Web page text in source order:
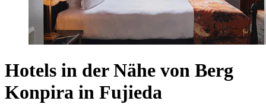
Hotels in der Nähe von Berg
Konpira in Fujieda